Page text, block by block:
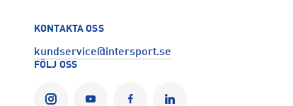
KONTAKTA OSS
kundservice@intersport.se
FÖLJ OSS